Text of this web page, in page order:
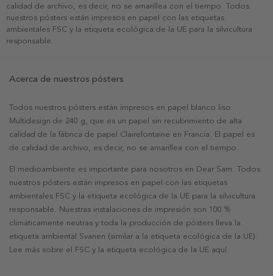
calidad de archivo, es decir, no se amarillea con el tiempo. Todos
nuestros pósters están impresos en papel con las etiquetas
ambientales FSC y la etiqueta ecológica de la UE para la silvicultura
responsable.
Acerca de nuestros pósters
Todos nuestros pósters están impresos en papel blanco liso
Multidesign de 240 g, que es un papel sin recubrimiento de alta
calidad de la fábrica de papel Clairefontaine en Francia. El papel es
de calidad de archivo, es decir, no se amarillea con el tiempo.
El medioambiente es importante para nosotros en Dear Sam. Todos
nuestros pósters están impresos en papel con las etiquetas
ambientales FSC y la etiqueta ecológica de la UE para la silvicultura
responsable. Nuestras instalaciones de impresión son 100 %
climáticamente neutras y toda la producción de pósters lleva la
etiqueta ambiental Svanen (similar a la etiqueta ecológica de la UE).
Lee más sobre el FSC y la etiqueta ecológica de la UE aquí.